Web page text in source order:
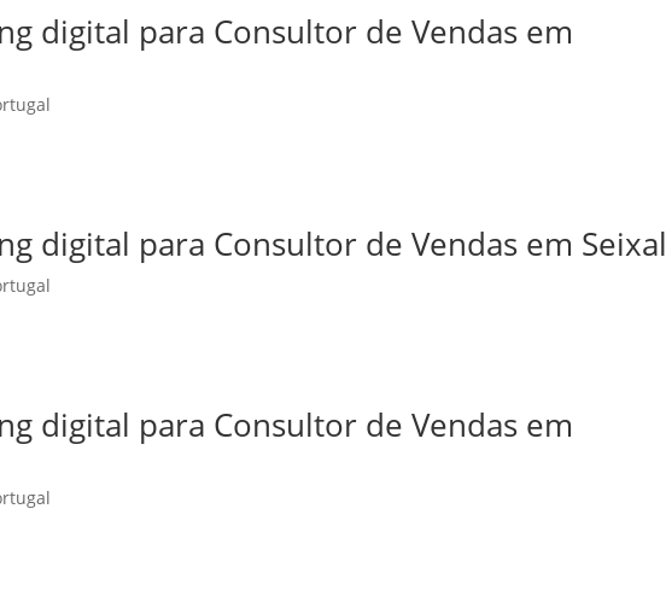
digital para Consultor de Vendas em
digital para Consultor de Vendas em Seixal
digital para Consultor de Vendas em